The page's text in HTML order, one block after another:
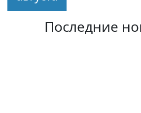
Последние